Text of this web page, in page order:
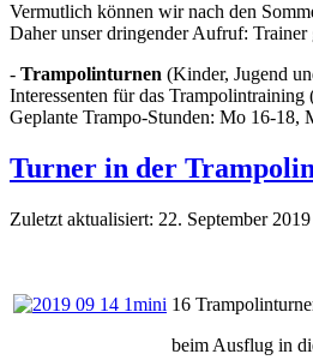
Vermutlich können wir nach den
Daher unser dringender Aufruf: Trainer
- Trampolinturnen (Kinder, Jugend
Interessenten für das
Geplante Trampo-Stunden: Mo 16-18,
Turner in der
Zuletzt aktualisiert: 22. September 2019
16
beim Ausflug in